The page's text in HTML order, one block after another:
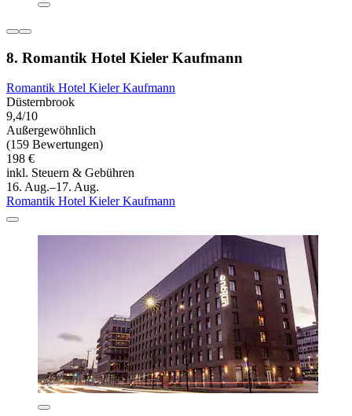
8. Romantik Hotel Kieler Kaufmann
Romantik Hotel Kieler Kaufmann
Düsternbrook
9,4/10
Außergewöhnlich
(159 Bewertungen)
198 €
inkl. Steuern & Gebühren
16. Aug.–17. Aug.
Romantik Hotel Kieler Kaufmann